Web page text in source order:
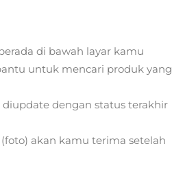
di bawah layar kamu
untuk mencari produk yang
diupdate dengan status terakhir
akan kamu terima setelah